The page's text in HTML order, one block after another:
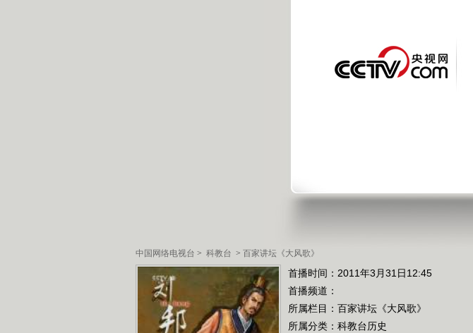
中国网络电视台 > 科教台 > 百家讲坛《大风歌》
首播时间：2011年3月31日12:45
首播频道：
所属栏目： 百家讲坛《大风歌》
所属分类：科教台历史